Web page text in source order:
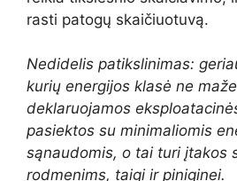
rasti patogų skaičiuotuvą.
Nedidelis patikslinimas:
kurių energijos klasė ne
deklaruojamos
pasiektos su minimaliomis
sąnaudomis, o tai turi įtakos
rodmenims, taigi ir piniginei.